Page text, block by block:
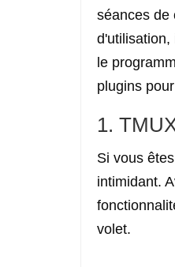
séances de
d'utilisation,
le
plugins
1.
Si vous
intimidant.
volet.